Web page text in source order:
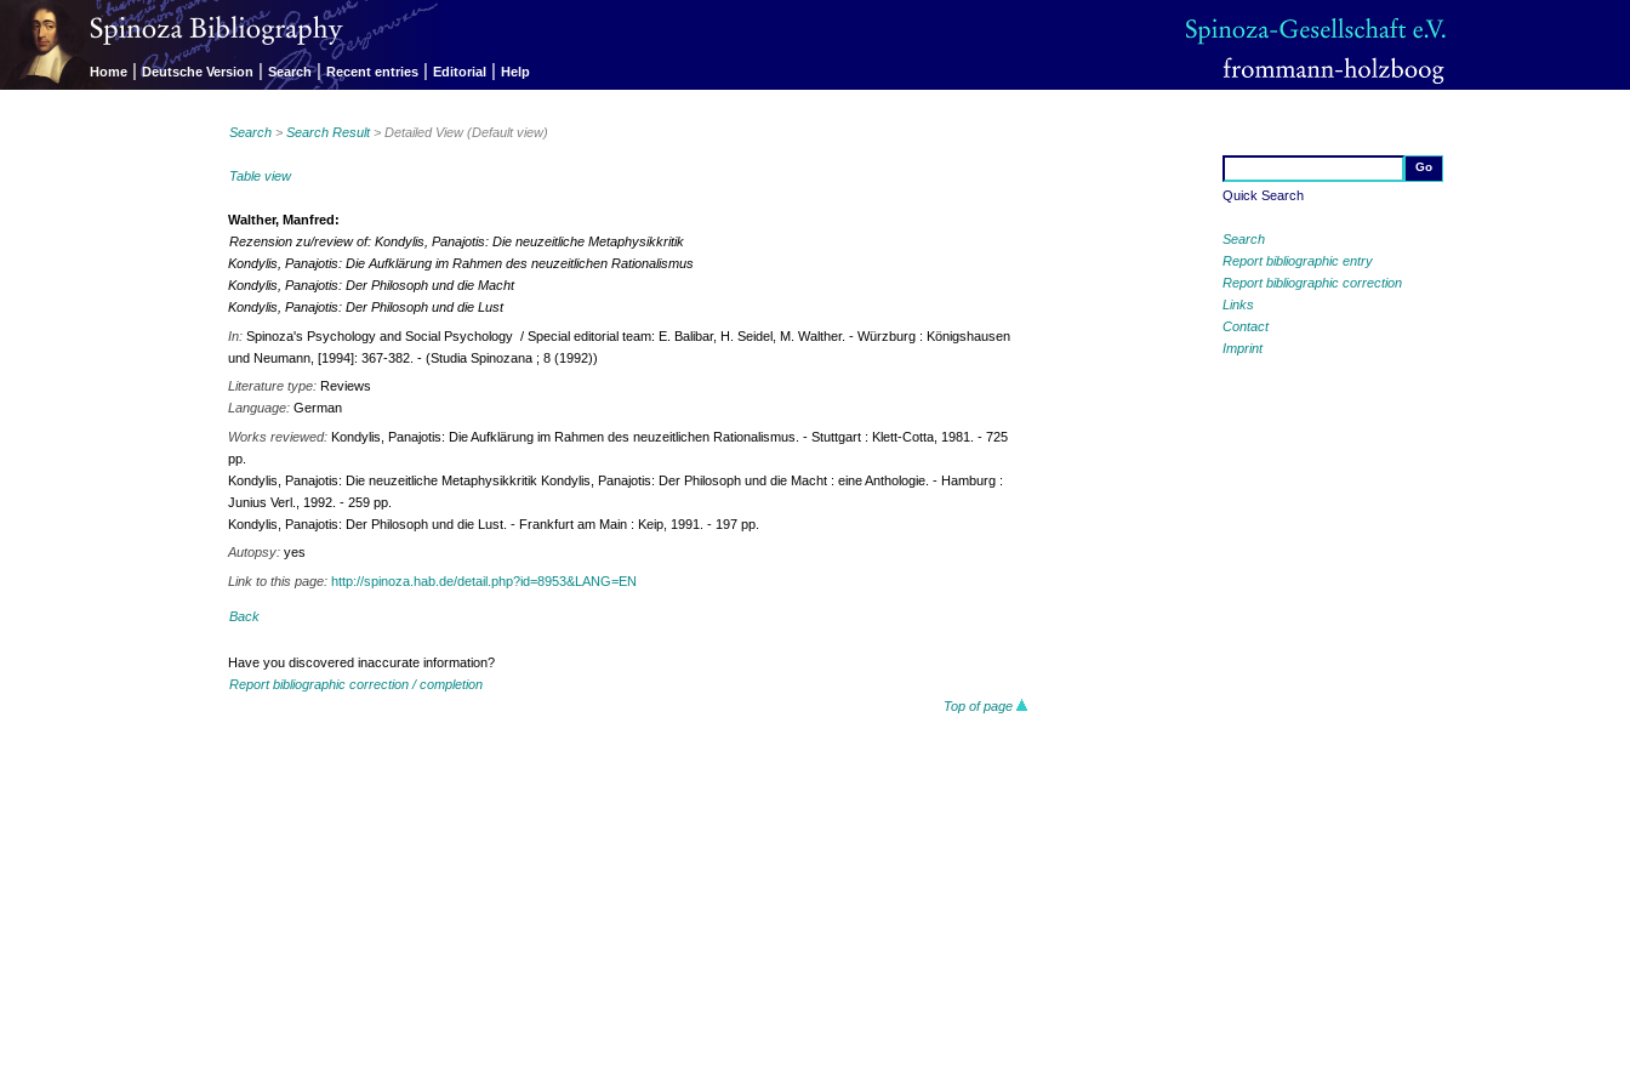
Home | Deutsche Version | Search | Recent entries | Editorial | Help
Quick Search
Search
Report bibliographic entry
Report bibliographic correction
Links
Contact
Imprint
Search >Search Result> Detailed View (Default view)
Table view
Walther, Manfred:
Rezension zu/review of: Kondylis, Panajotis: Die neuzeitliche Metaphysikkritik
Kondylis, Panajotis: Die Aufklärung im Rahmen des neuzeitlichen Rationalismus
Kondylis, Panajotis: Der Philosoph und die Macht
Kondylis, Panajotis: Der Philosoph und die Lust
In:Spinoza's Psychology and Social Psychology / Special editorial team: E. Balibar, H. Seidel, M. Walther. - Würzburg : Königshausen
und Neumann, [1994]: 367-382. - (Studia Spinozana ; 8 (1992))
Literature type:Reviews
Language:German
Works reviewed:Kondylis, Panajotis: Die Aufklärung im Rahmen des neuzeitlichen Rationalismus. - Stuttgart : Klett-Cotta, 1981. - 725
pp.
Kondylis, Panajotis: Die neuzeitliche Metaphysikkritik Kondylis, Panajotis: Der Philosoph und die Macht : eine Anthologie. - Hamburg :
Junius Verl., 1992. - 259 pp.
Kondylis, Panajotis: Der Philosoph und die Lust. - Frankfurt am Main : Keip, 1991. - 197 pp.
Autopsy:yes
Link to this page:http://spinoza.hab.de/detail.php?id=8953&LANG=EN
Back
Have you discovered inaccurate information?
Report bibliographic correction / completion
Top of page